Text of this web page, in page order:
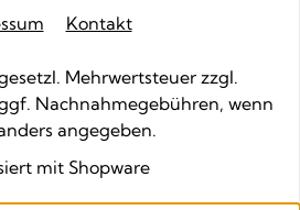
Kontakt
Mehrwertsteuer zzgl.
Nachnahmegebühren, wenn
angegeben.
mit Shopware